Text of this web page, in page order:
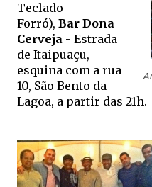
Teclado -
Forró), Bar Dona
Cerveja - Estrada
de Itaipuaçu,
esquina com a rua
10, São Bento da
Lagoa, a partir das 21h.